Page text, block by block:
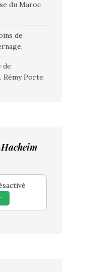
du Maroc
de
de
Rémy Porte.